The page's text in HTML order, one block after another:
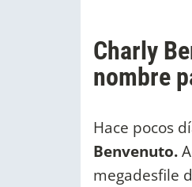
Charly
nombre
Hace pocos
Benvenuto.
megadesfile